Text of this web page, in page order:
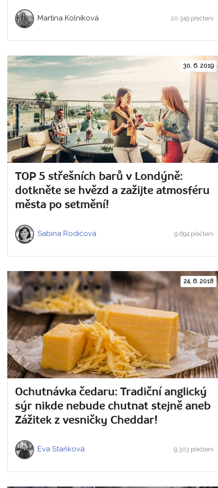
Martina Kolníková 20.349 přečtení
30. 6. 2019
TOP 5 střešních barů v Londýně:
dotkněte se hvězd a zažijte atmosféru
města po setmění!
Sabina Rodićová 9.694 přečtení
24. 6. 2018
Ochutnávka čedaru: Tradiční anglický
sýr nikde nebude chutnat stejně aneb
Zážitek z vesničky Cheddar!
Eva Staňková 9.303 přečtení